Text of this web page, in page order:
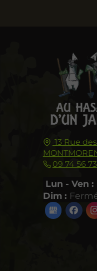
13 Rue
09 74 56
Lun - Ven :
Dim :